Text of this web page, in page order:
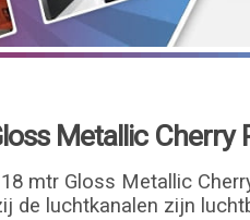
Metallic Cherry
mtr Gloss Metallic
de luchtkanalen zijn